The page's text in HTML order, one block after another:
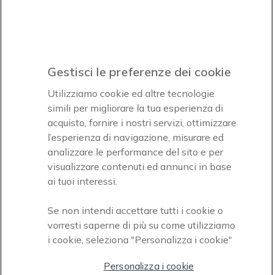
Accettiamo
Onedirect, azienda del gruppo INCEPT
Gestisci le preferenze dei cookie
Utilizziamo cookie ed altre tecnologie
simili per migliorare la tua esperienza di
acquisto, fornire i nostri servizi, ottimizzare
l’esperienza di navigazione, misurare ed
analizzare le performance del sito e per
visualizzare contenuti ed annunci in base
ai tuoi interessi.
Se non intendi accettare tutti i cookie o
vorresti saperne di più su come utilizziamo
i cookie, seleziona "Personalizza i cookie"
Personalizza i cookie